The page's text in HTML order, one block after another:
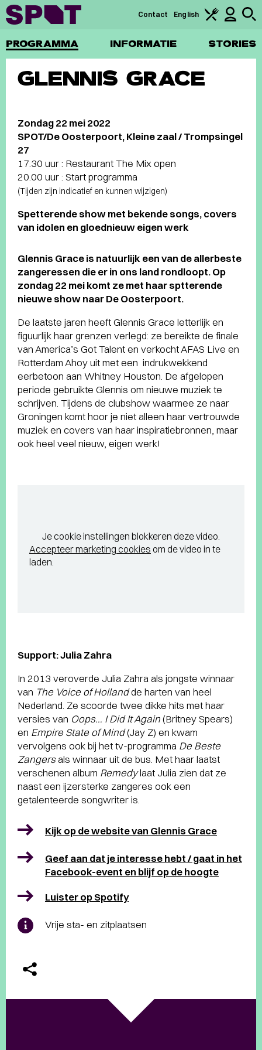
PROGRAMMA INFORMATIE STORIES
Contact English
GLENNIS GRACE
Zondag 22 mei 2022
SPOT/De Oosterpoort, Kleine zaal / Trompsingel
27
17.30 uur : Restaurant The Mix open
20.00 uur : Start programma
(Tijden zijn indicatief en kunnen wijzigen)
Spetterende show met bekende songs, covers
van idolen en gloednieuw eigen werk
Glennis Grace is natuurlijk een van de allerbeste
zangeressen die er in ons land rondloopt. Op
zondag 22 mei komt ze met haar sptterende
nieuwe show naar De Oosterpoort.
De laatste jaren heeft Glennis Grace letterlijk en
figuurlijk haar grenzen verlegd: ze bereikte de finale
van America’s Got Talent en verkocht AFAS Live en
Rotterdam Ahoy uit met een indrukwekkend
eerbetoon aan Whitney Houston. De afgelopen
periode gebruikte Glennis om nieuwe muziek te
schrijven. Tijdens de clubshow waarmee ze naar
Groningen komt hoor je niet alleen haar vertrouwde
muziek en covers van haar inspiratiebronnen, maar
ook heel veel nieuw, eigen werk!
Je cookie instellingen blokkeren deze video.
Accepteer marketing cookies om de video in te
laden.
Support: Julia Zahra
In 2013 veroverde Julia Zahra als jongste winnaar
van The Voice of Hollandde harten van heel
Nederland. Ze scoorde twee dikke hits met haar
versies van Oops… I Did It Again(Britney Spears)
en Empire State of Mind(Jay Z) en kwam
vervolgens ook bij het tv-programma De Beste
Zangersals winnaar uit de bus. Met haar laatst
verschenen album Remedylaat Julia zien dat ze
naast een ijzersterke zangeres ook een
getalenteerde songwriter is.
Kijk op de website van Glennis Grace
Geef aan dat je interesse hebt / gaat in het
Facebook-event en blijf op de hoogte
Luister op Spotify
Vrije sta- en zitplaatsen